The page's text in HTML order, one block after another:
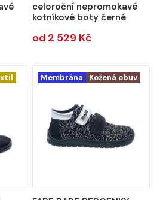
celoroční nepromokavé
kotníkové boty černé
od 2 529 Kč
Membrána Kožená obuv